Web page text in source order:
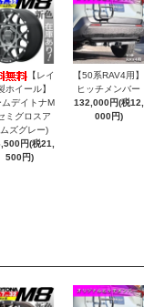
【レイ
ホイール】
デイトナM
ミグロスア
ズグレー)
円(税21,
500円)
【50系RAV4用】
ヒッチメンバー
132,000円(税12,
000円)